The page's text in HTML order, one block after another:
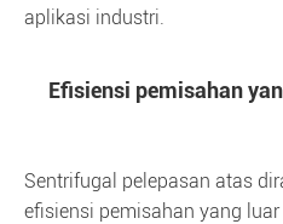
aplikasi industri.
Efisiensi pemisahan
Sentrifugal pelepasan atas
efisiensi pemisahan yang